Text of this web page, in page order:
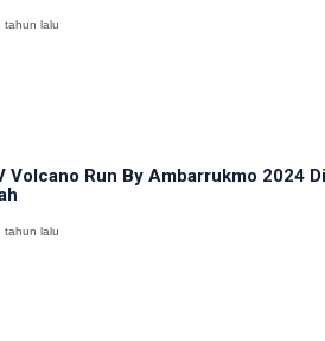
tahun lalu
Volcano Run By Ambarrukmo 2024
tahun lalu